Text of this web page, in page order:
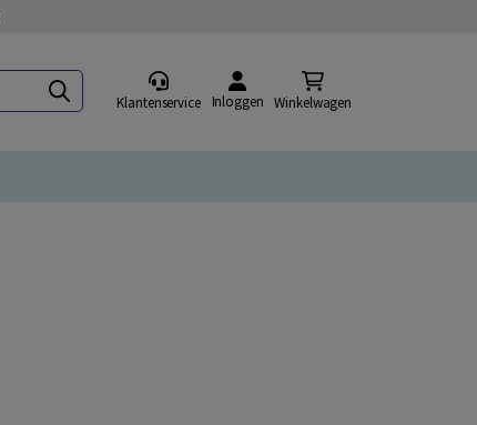
Klantenservice Inloggen Winkelwagen